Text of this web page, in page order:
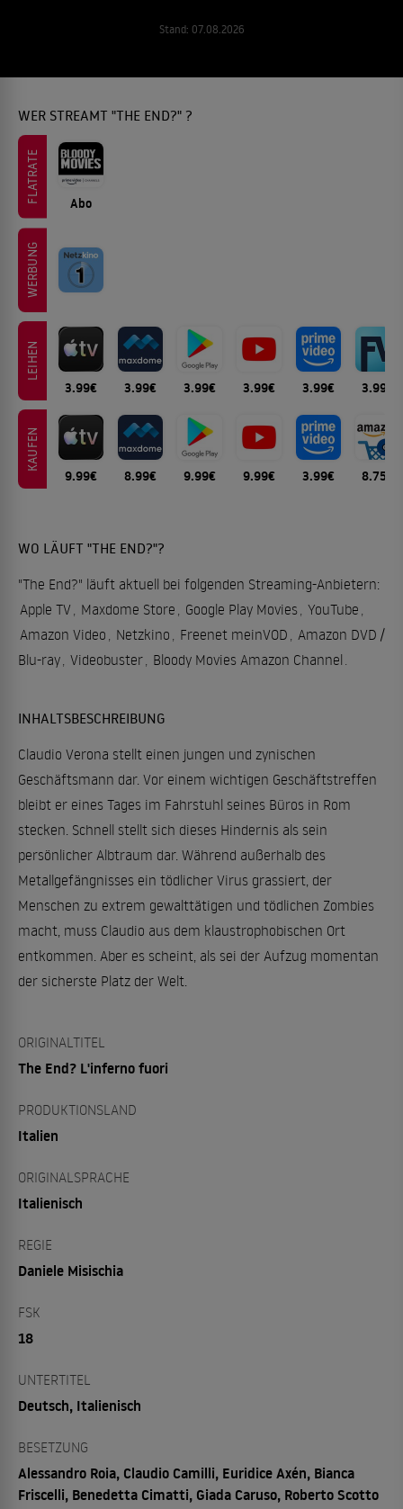
Stand: 07.08.2026
WER STREAMT "THE END?" ?
FLATRATE Abo
WERBUNG
LEIHEN
3.99€ 3.99€ 3.99€ 3.99€ 3.99€ 3.99€
KAUFEN
9.99€ 8.99€ 9.99€ 9.99€ 3.99€ 8.75€
WO LÄUFT "THE END?"?
"The End?" läuft aktuell bei folgenden Streaming-Anbietern:
Apple TV, Maxdome Store , Google Play Movies, YouTube ,
Amazon Video , Netzkino , Freenet meinVOD , Amazon DVD /
Blu-ray, Videobuster, Bloody Movies Amazon Channel .
INHALTSBESCHREIBUNG
Claudio Verona stellt einen jungen und zynischen
Geschäftsmann dar. Vor einem wichtigen Geschäftstreffen
bleibt er eines Tages im Fahrstuhl seines Büros in Rom
stecken. Schnell stellt sich dieses Hindernis als sein
persönlicher Albtraum dar. Während außerhalb des
Metallgefängnisses ein tödlicher Virus grassiert, der
Menschen zu extrem gewalttätigen und tödlichen Zombies
macht, muss Claudio aus dem klaustrophobischen Ort
entkommen. Aber es scheint, als sei der Aufzug momentan
der sicherste Platz der Welt.
ORIGINALTITEL
The End? L'inferno fuori
PRODUKTIONSLAND
Italien
ORIGINALSPRACHE
Italienisch
REGIE
Daniele Misischia
FSK
18
UNTERTITEL
Deutsch, Italienisch
BESETZUNG
Alessandro Roia, Claudio Camilli, Euridice Axén, Bianca
Friscelli, Benedetta Cimatti, Giada Caruso, Roberto Scotto